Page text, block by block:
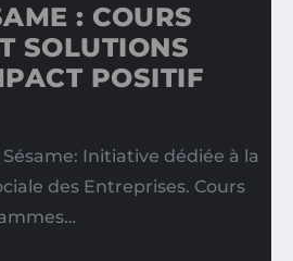
: COURS
SOLUTIONS
POSITIF
Sésame: Initiative dédiée à la
des Entreprises. Cours